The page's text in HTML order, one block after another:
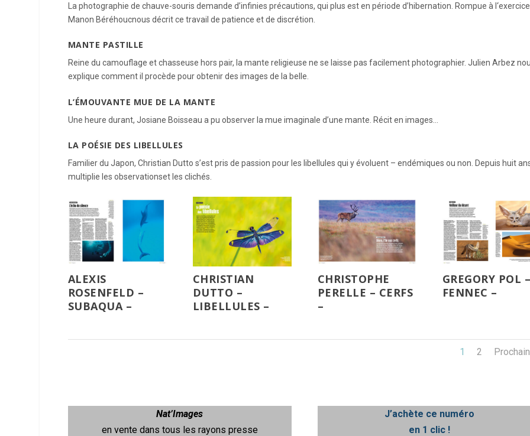
La photographie de chauve-souris demande d’infinies précautions, qui plus est en période d’hibernation. Rompue à
Manon Béréhoucnous décrit ce travail de patience et de discrétion.
MANTE PASTILLE
Reine du camouflage et chasseuse hors pair, la mante religieuse ne se laisse pas facilement photographier. Julien Arbez
explique comment il procède pour obtenir des images de la belle.
L’ÉMOUVANTE MUE DE LA MANTE
Une heure durant, Josiane Boisseau a pu observer la mue imaginale d’une mante. Récit en images…
LA POÉSIE DES LIBELLULES
Familier du Japon, Christian Dutto s’est pris de passion pour les libellules qui y évoluent – endémiques ou non. Depuis huit
multiplie les observationset les clichés.
ALEXIS
ROSENFELD –
SUBAQUA –
CHRISTIAN
DUTTO –
LIBELLULES –
CHRISTOPHE
PERELLE – CERFS
–
GREGORY POL
FENNEC –
1 2
Nat’Images
en vente dans tous les rayons presse
J’achète ce numéro
en 1 clic !